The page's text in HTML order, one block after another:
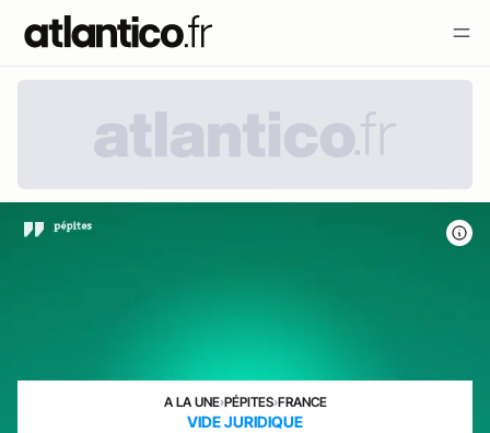
A LA UNE›PÉPITES›FRANCE
VIDE JURIDIQUE